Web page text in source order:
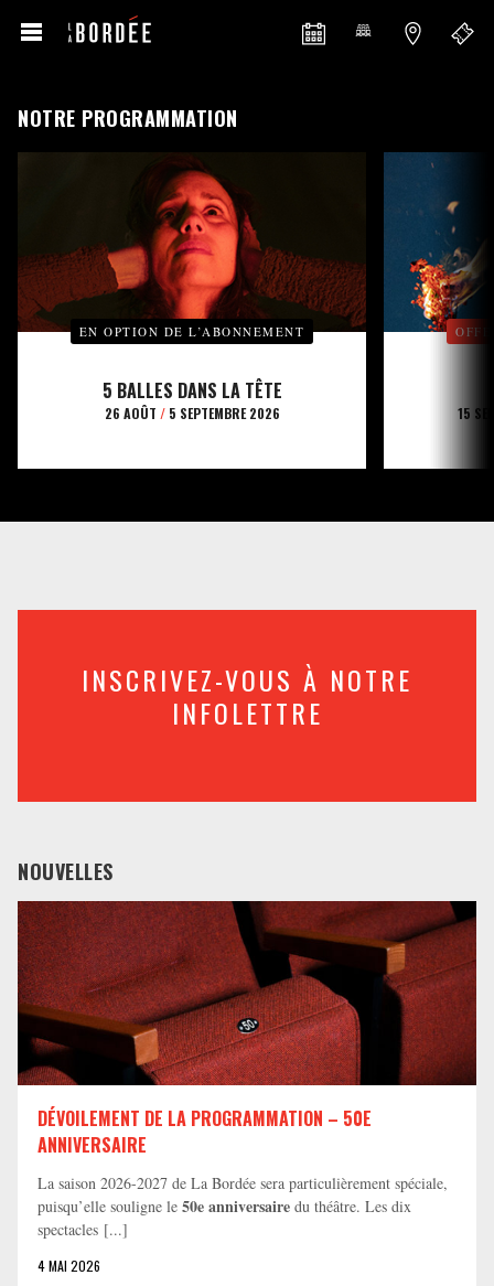
NOTRE PROGRAMMATION
EN OPTION DE L’ABONNEMENT
5 BALLES DANS LA TÊTE
26 AOÛT /5 SEPTEMBRE 2026 15
INSCRIVEZ-VOUS À NOTRE
INFOLETTRE
NOUVELLES
DÉVOILEMENT DE LA PROGRAMMATION – 50E
ANNIVERSAIRE
La saison 2026-2027 de La Bordée sera particulièrement spéciale,
puisqu’elle souligne le 50e anniversaire du théâtre. Les dix
spectacles [...]
4 MAI 2026